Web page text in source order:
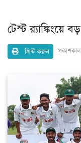
টেস্ট র‍্যাঙ্কিংয়ে
প্রিন্ট করুন